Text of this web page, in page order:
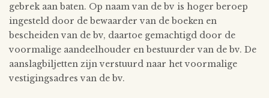
gebrek aan baten. Op naam van de bv is hoger beroep
ingesteld door de bewaarder van de boeken en
bescheiden van de bv, daartoe gemachtigd door de
voormalige aandeelhouder en bestuurder van de bv. De
aanslagbiljetten zijn verstuurd naar het voormalige
vestigingsadres van de bv.